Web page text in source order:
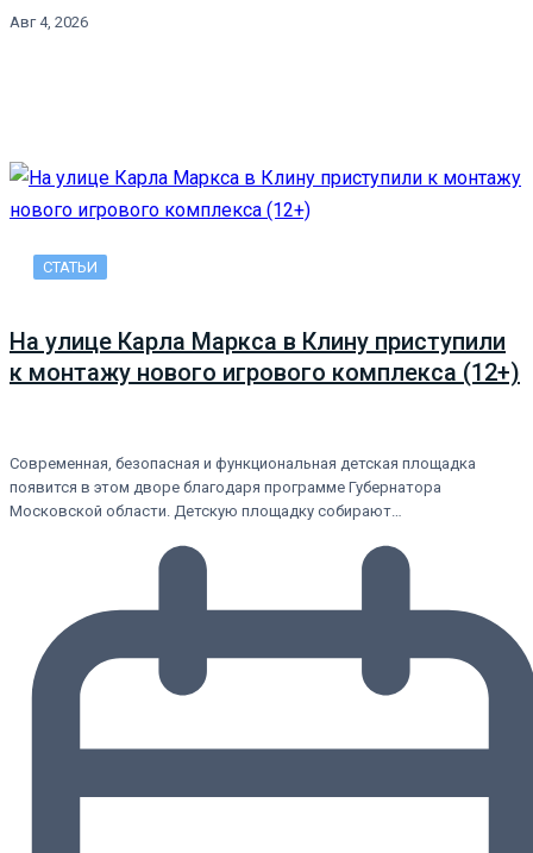
Авг 4, 2026
СТАТЬИ
На улице Карла Маркса в Клину приступили
к монтажу нового игрового комплекса (12+)
Современная, безопасная и функциональная детская площадка
появится в этом дворе благодаря программе Губернатора
Московской области. Детскую площадку собирают…